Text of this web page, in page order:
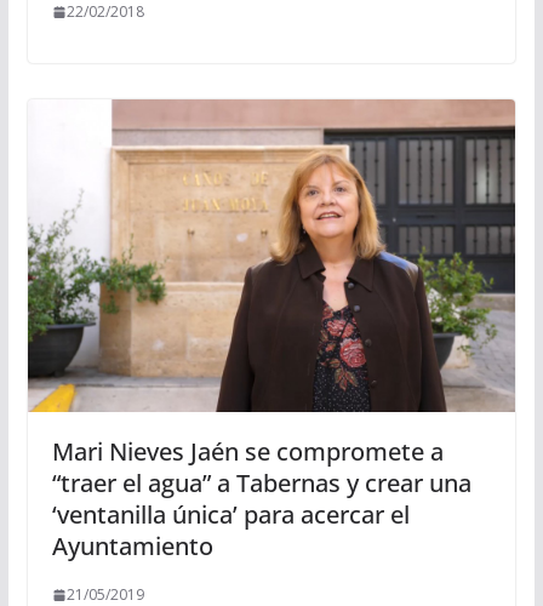
22/02/2018
Mari Nieves Jaén se compromete a
“traer el agua” a Tabernas y crear una
‘ventanilla única’ para acercar el
Ayuntamiento
21/05/2019